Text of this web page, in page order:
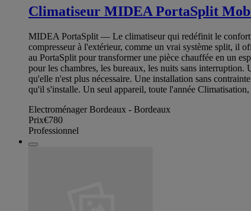
Climatiseur MIDEA PortaSplit
MIDEA PortaSplit — Le climatiseur qui redéfinit le confort
compresseur à l'extérieur, comme un vrai système split, il
au PortaSplit pour transformer une pièce chauffée en un
pour les chambres, les bureaux, les nuits sans
qu'elle n'est plus nécessaire. Une installation sans
qu'il s'installe. Un seul appareil, toute l'année
Electroménager Bordeaux - Bordeaux
Prix€780
Professionnel